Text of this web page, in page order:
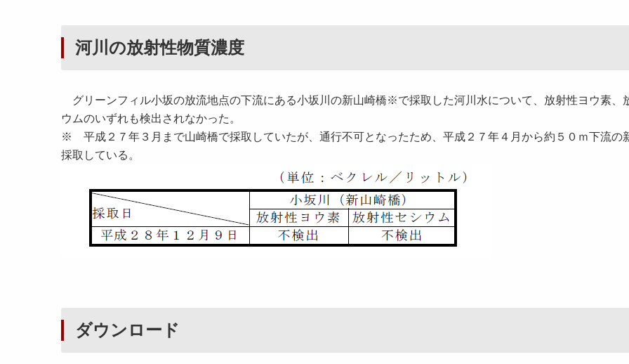
河川の放射性物質濃度
グリーンフィル小坂の放流地点の下流にある小坂川の新山崎橋※で採取した河川水について、放射性ヨウ素、
ウムのいずれも検出されなかった。
※ 平成２７年３月まで山崎橋で採取していたが、通行不可となったため、平成２７年４月から約５０ｍ下流の
採取している。
ダウンロード